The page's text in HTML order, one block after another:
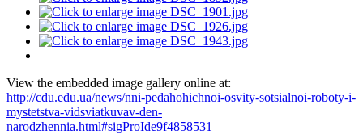
View the embedded image gallery online at:
http://cdu.edu.ua/news/nni-pedahohichnoi-osvity-sotsialnoi-roboty-i-
mystetstva-vidsviatkuvav-den-
narodzhennia.html#sigProIde9f4858531